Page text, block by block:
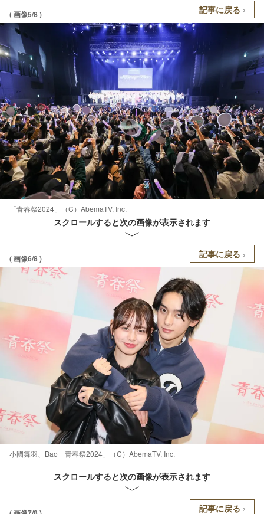
( 画像5/8 ) 記事に戻る
「青春祭2024」（C）AbemaTV, Inc.
スクロールすると次の画像が表示されます
( 画像6/8 ) 記事に戻る
小國舞羽、Bao「青春祭2024」（C）AbemaTV, Inc.
スクロールすると次の画像が表示されます
記事に戻る